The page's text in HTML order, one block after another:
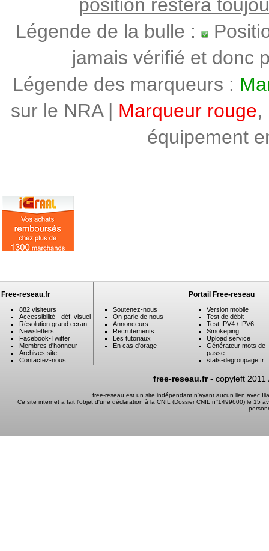
position restera
Légende de la bulle :
jamais vérifié et donc
Légende des marqueurs :
sur le NRA | Marqueur rouge,
équipement
Free-reseau.fr
882 visiteurs
Accessibilité - déf. visuel
Résolution grand ecran
Newsletters
Facebook•Twitter
Membres d'honneur
Archives site
Contactez-nous
Soutenez-nous
On parle de nous
Annonceurs
Recrutements
Les tutoriaux
En cas d'orage
Portail Free-reseau
Version mobile
Test de débit
Test IPV4 / IPV6
Smokeping
Upload service
Générateur mots de
passe
stats-degroupage.fr
free-reseau.fr- copyleft 2011
free-reseau est un site indépendant n'ayant aucun lien avec
Ce site internet a fait l'objet d'une déclaration à la CNIL (Dossier CNIL n°1499600) le 15